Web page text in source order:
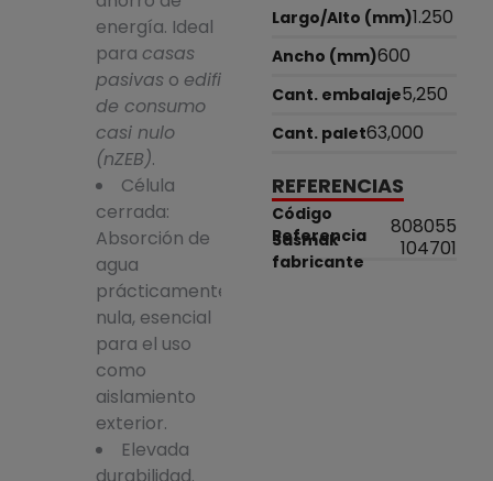
energía. Ideal
para casas
pasivaso edificios
de consumo
casi nulo
(nZEB).
Célula
cerrada:
Absorción de
agua
prácticamente
nula, esencial
para el uso
como
aislamiento
exterior.
Elevada
durabilidad.
Largo/Alto (mm)1.250
Ancho (mm)600
Cant. embalaje5,250
Cant. palet63,000
REFERENCIAS
Código
Sasmak
808055
Referencia
fabricante
104701